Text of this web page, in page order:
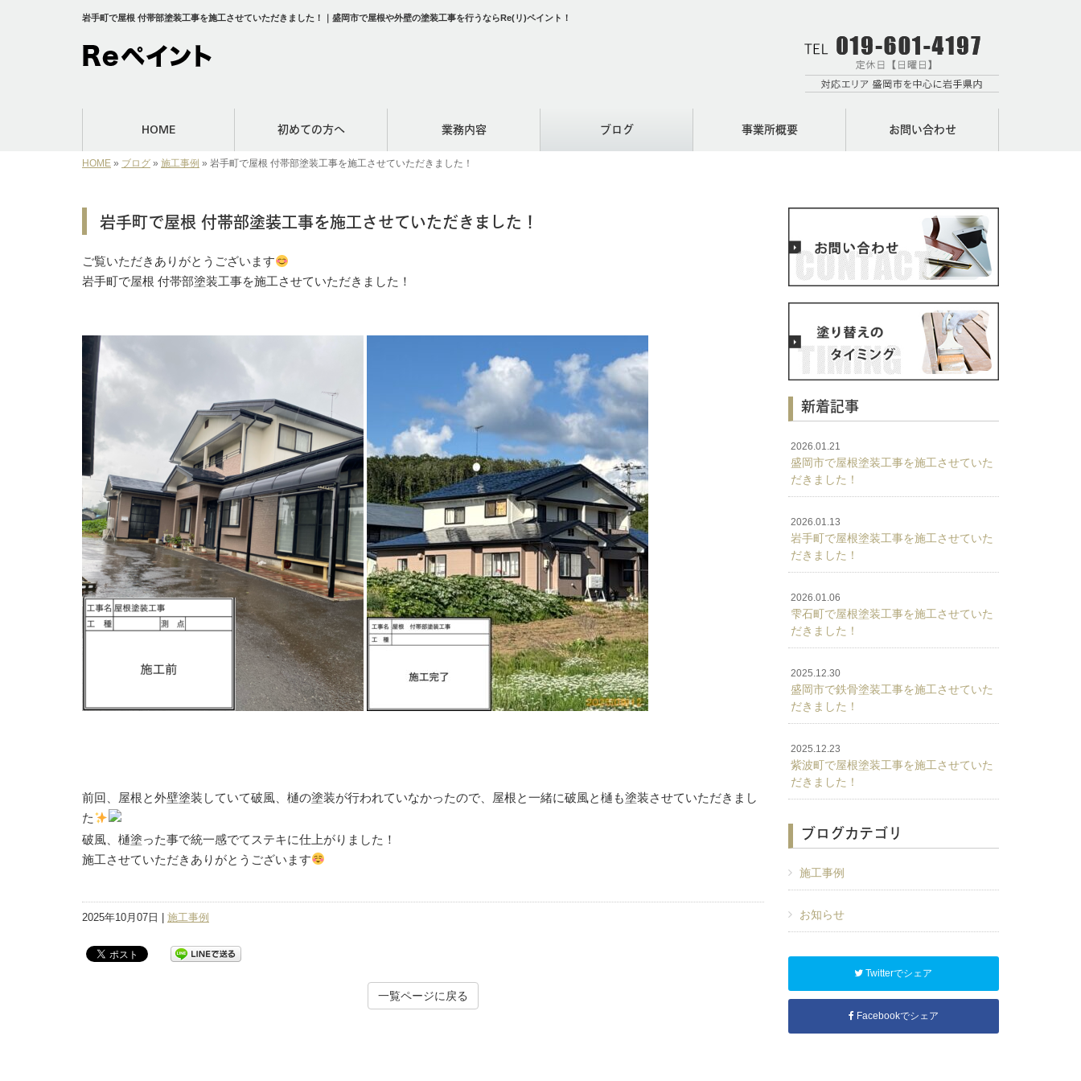
岩手町で屋根 付帯部塗装工事を施工させていただきました！｜盛岡市で屋根や外壁の塗装工事を行うならRe(リ)ペイント！
HOME 初めての方へ 業務内容 ブログ 事業所概要 お問い合わせ
HOME » ブログ » 施工事例 » 岩手町で屋根 付帯部塗装工事を施工させていただきました！
岩手町で屋根 付帯部塗装工事を施工させていただきました！
ご覧いただきありがとうございます
岩手町で屋根 付帯部塗装工事を施工させていただきました！
前回、屋根と外壁塗装していて破風、樋の塗装が行われていなかったので、屋根と一緒に破風と樋も塗装させていただきまし
た
破風、樋塗った事で統一感でてステキに仕上がりました！
施工させていただきありがとうございます
2025年10月07日 | 施工事例
一覧ページに戻る
新着記事
2026.01.21
盛岡市で屋根塗装工事を施工させていた
だきました！
2026.01.13
岩手町で屋根塗装工事を施工させていた
だきました！
2026.01.06
雫石町で屋根塗装工事を施工させていた
だきました！
2025.12.30
盛岡市で鉄骨塗装工事を施工させていた
だきました！
2025.12.23
紫波町で屋根塗装工事を施工させていた
だきました！
ブログカテゴリ
施工事例
お知らせ
Twitterでシェア
Facebookでシェア